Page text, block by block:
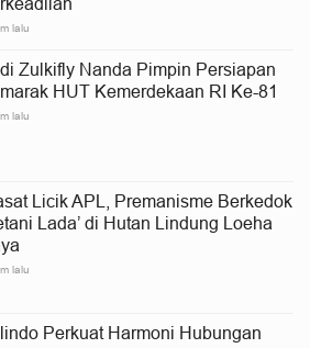
lalu
Zulkifly Nanda Pimpin Persiapan
HUT Kemerdekaan RI Ke-81
lalu
Licik APL, Premanisme Berkedok
Lada’ di Hutan Lindung Loeha
lalu
Perkuat Harmoni Hubungan